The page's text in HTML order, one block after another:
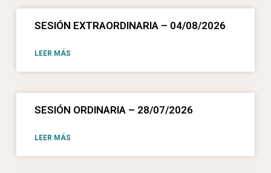
SESIÓN EXTRAORDINARIA – 04/08/2026
LEER MÁS
SESIÓN ORDINARIA – 28/07/2026
LEER MÁS